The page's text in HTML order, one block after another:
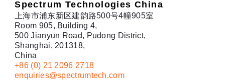
Spectrum Technologies China
上海市浦东新区建韵路500号4幢905室
Room 905, Building 4,
500 Jianyun Road, Pudong District,
Shanghai, 201318,
China
+86 (0) 21 2096 2718
enquiries@spectrumtech.com